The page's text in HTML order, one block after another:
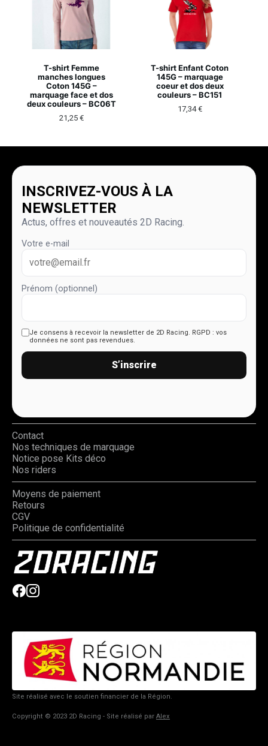
T-shirt Femme
manches longues
Coton 145G –
marquage face et dos
deux couleurs – BC06T
21,25 €
T-shirt Enfant Coton
145G – marquage
coeur et dos deux
couleurs – BC151
17,34€
INSCRIVEZ-VOUS À LA
NEWSLETTER
Actus, offres et nouveautés 2D Racing.
Votre e-mail
Prénom (optionnel)
Je consens à recevoir la newsletter de 2D Racing. RGPD : vos
données ne sont pas revendues.
S’inscrire
Contact
Nos techniques de marquage
Notice pose Kits déco
Nos riders
Moyens de paiement
Retours
CGV
Politique de confidentialité
Site réalisé avec le soutien financier de la Région.
Copyright © 2023 2D Racing - Site réalisé par Alex